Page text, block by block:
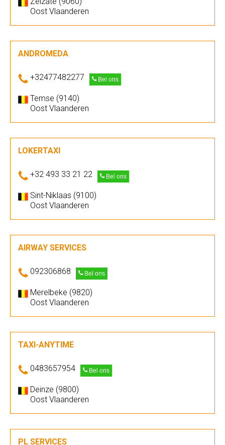
Oost Vlaanderen
ANDROMEDA
+32477482277 Bel ons
Temse (9140)
Oost Vlaanderen
LOKERTAXI
+32 493 33 21 22 Bel ons
Sint-Niklaas (9100)
Oost Vlaanderen
AIRWAY SERVICES
092306868 Bel ons
Merelbeke (9820)
Oost Vlaanderen
TAXI-ANYTIME
0483657954 Bel ons
Deinze (9800)
Oost Vlaanderen
PL SERVICES